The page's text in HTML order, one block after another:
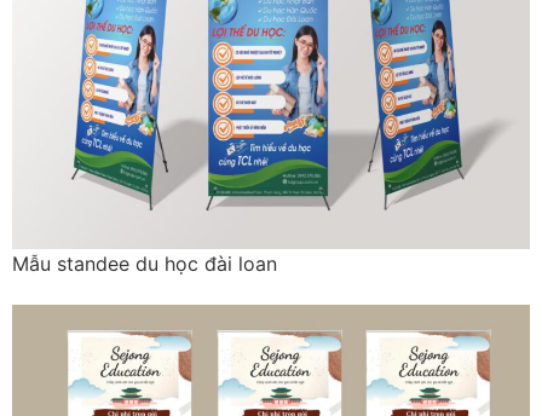
Mẫu standee du học đài loan